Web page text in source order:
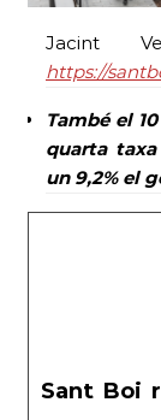
Jacint
https://
També el
quarta
un 9,2% el
Sant Boi